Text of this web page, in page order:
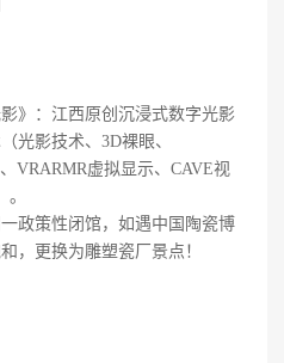
》：江西原创沉浸式数字光影
光影技术、3D裸眼、
VRARMR虚拟显示、CAVE视
政策性闭馆，如遇中国陶瓷博
，更换为雕塑瓷厂景点！